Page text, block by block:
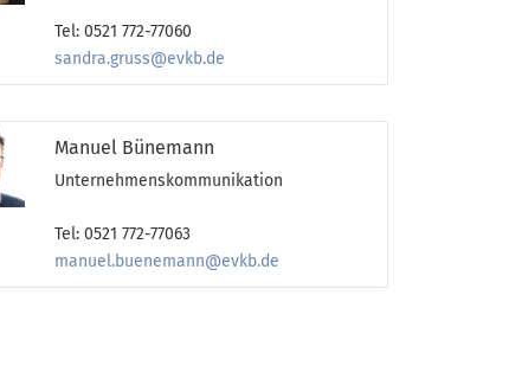
Tel: 0521 772-77060
sandra.gruss@evkb.de
Manuel Bünemann
Unternehmenskommunikation
Tel: 0521 772-77063
manuel.buenemann@evkb.de